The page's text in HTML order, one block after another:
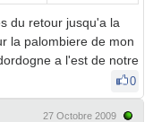
du retour jusqu'a la
la palombiere de mon
a l'est de notre
0
27 Octobre 2009